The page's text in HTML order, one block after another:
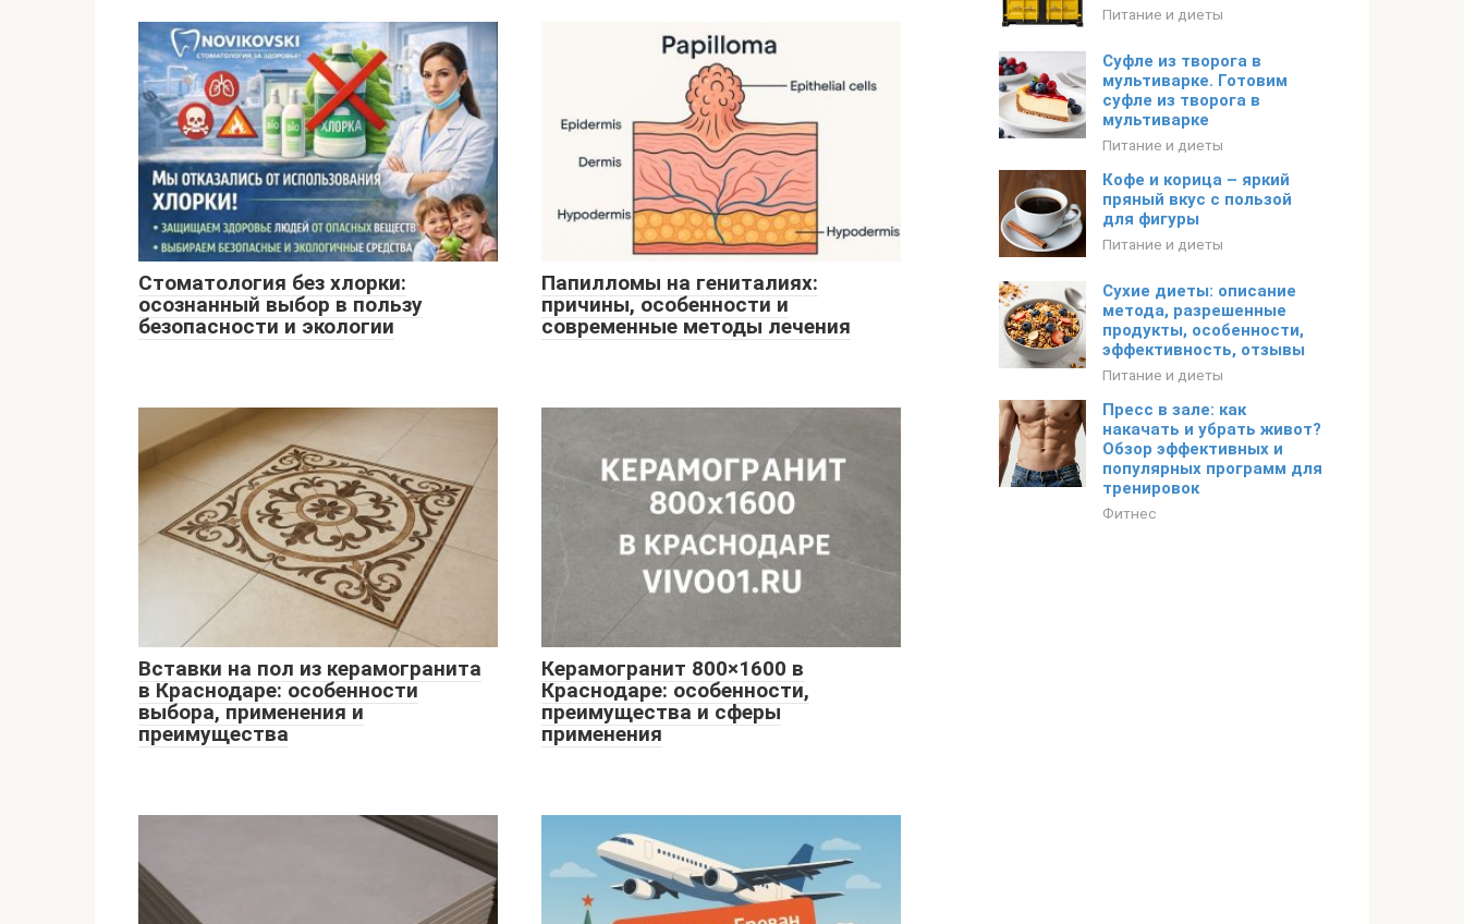
Стоматология без хлорки:
осознанный выбор в пользу
безопасности и экологии
Папилломы на гениталиях:
причины, особенности и
современные методы лечения
Вставки на пол из керамогранита
в Краснодаре: особенности
выбора, применения и
преимущества
Керамогранит 800×1600 в
Краснодаре: особенности,
преимущества и сферы
применения
Питание и диеты
Суфле из творога в
мультиварке. Готовим
суфле из творога в
мультиварке
Питание и диеты
Кофе и корица – яркий
пряный вкус с пользой
для фигуры
Питание и диеты
Сухие диеты: описание
метода, разрешенные
продукты, особенности,
эффективность, отзывы
Питание и диеты
Пресс в зале: как
накачать и убрать живот?
Обзор эффективных и
популярных программ для
тренировок
Фитнес